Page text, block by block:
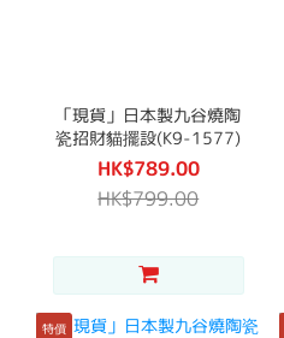
「現貨」日本製九谷燒陶
瓷招財貓擺設(K9-1577)
HK$789.00
HK$799.00
特價